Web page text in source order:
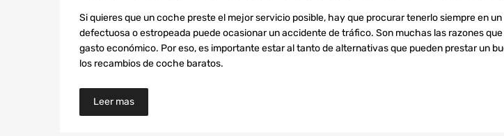
Si quieres que un coche preste el mejor servicio posible, hay que procurar tenerlo siempre en
defectuosa o estropeada puede ocasionar un accidente de tráfico. Son muchas las razones
gasto económico. Por eso, es importante estar al tanto de alternativas que pueden prestar un
los recambios de coche baratos.
Leer mas